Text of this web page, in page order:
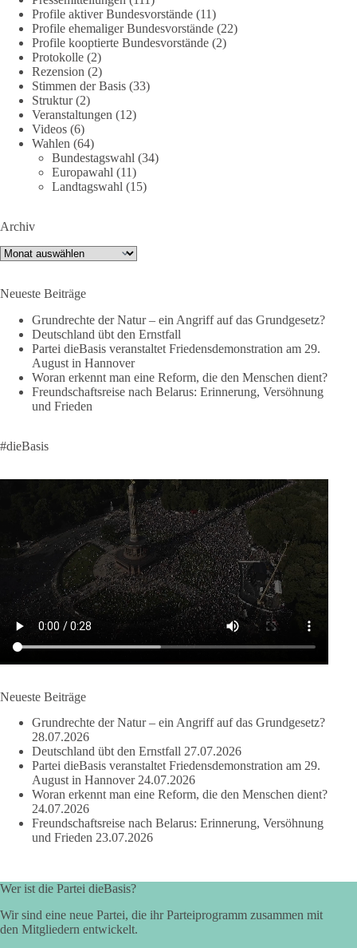
Die Landtagswahl 2026 in Sachsen-Anhalt findet am 6.
September statt. Die Inhalte stehen – jetzt müssen sie gesehen,
geteilt und diskutiert werden.
Folge unseren Kanälen:
Facebook:
https://www.facebook.com/groups/diebasissachsenanhalt/
Instragram:
https://www.instagram.com/die_basis_sachsen_anhalt/
Tiktok: https://www.tiktok.com/@diebasis_sachsenanhalt
🟩🟩🟦🟦🟥🟥🟧🟧
Menschen mitbekommen, wofür wir stehen und warum es sich
lohnt, dieBasis zu wählen.
Mehr Infos:https://diebasis-st.de/wahlprogramm/
#dieBasis #Landtagswahl
#DeineStimmezählt #jetztunterstützen
58
DieBasis
🔎 Über 100-mal keine Antwort.
Anthony Fauci, Immunologe und Berater des ehemaligen US-
Präsidenten, hat bei einer Anhörung des US-Senats auf mehr
als 100 Fragen die Aussage verweigert. Die juristische
Bewertung werden Gerichte und Ermittlungen klären – auch
auf Basis seines Tagebuches. Doch unabhängig davon zeigt
der Vorgang eines deutlich:
Auch in Deutschland warten viele Menschen bis heute auf
Antworten:
❓ Wie wurden politische Entscheidungen getroffen?
❓ Welche Maßnahmen waren notwendig und welche nicht?
❓Und wer übernimmt die Verantwortung für die massiven
Folgen für Kinder, Familien, Unternehmen und das Vertrauen
in unseren Rechtsstaat?
Fragen zu vermeiden. Sie lebt davon, Fragen offen zu stellen
und transparent zu beantworten.
Profile aktiver Bundesvorstände (11)
Profile ehemaliger Bundesvorstände (22)
Profile kooptierte Bundesvorstände (2)
Protokolle (2)
Rezension (2)
Stimmen der Basis (33)
Struktur(2)
Veranstaltungen (12)
Videos (6)
Wahlen (64)
Bundestagswahl (34)
Europawahl (11)
Landtagswahl (15)
Archiv
Archiv
Neueste Beiträge
Grundrechte der Natur – ein Angriff auf das Grundgesetz?
Deutschland übt den Ernstfall
Partei dieBasis veranstaltet Friedensdemonstration am 29.
August in Hannover
Woran erkennt man eine Reform, die den Menschen dient?
Freundschaftsreise nach Belarus: Erinnerung, Versöhnung
und Frieden
#dieBasis
Neueste Beiträge
Grundrechte der Natur – ein Angriff auf das Grundgesetz?
28.07.2026
Deutschland übt den Ernstfall 27.07.2026
Partei dieBasis veranstaltet Friedensdemonstration am 29.
August in Hannover 24.07.2026
Woran erkennt man eine Reform, die den Menschen dient?
24.07.2026
Freundschaftsreise nach Belarus: Erinnerung, Versöhnung
und Frieden 23.07.2026
Wer ist die Partei dieBasis?
Wir sind eine neue Partei, die ihr Parteiprogramm zusammen mit
den Mitgliedern entwickelt.